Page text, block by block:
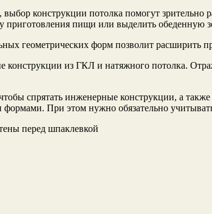
конструкции потолка помогут зрительно
приготовления пищи или выделить обеденную
геометрических форм позволит расширить
из ГКЛ и натяжного потолка.
спрятать инженерные конструкции, а
При этом нужно обязательно
перед шпаклевкой